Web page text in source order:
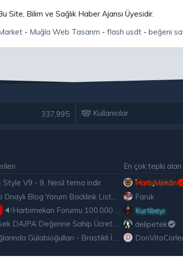
Site, Bilim ve Sağlık Haber Ajansı Üyesidir.
- Muğla Web Tasarım - flash usdt- beğeni
337,995 Kullanıcılar
Style V9 - 9. Nesil tema indir
🔉Harbimekan Forumu 100.000 Mesajı Aştı
5 Adet Yüksek DA/PA Değerine Sahip Ücretsiz Edu Backlink
En çok tepki alan
HarbiMekân
Faruk
Kurtbeyi
delipetek
D